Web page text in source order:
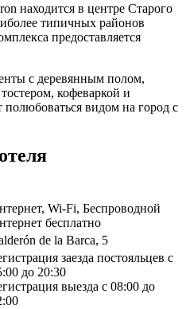
находится в центре Старого
типичных районов
предоставляется
с деревянным полом,
кофеваркой и
видом на город с
Wi-Fi, Беспроводной
бесплатно
de la Barca, 5
заезда постояльцев с
до 20:30
выезда с 08:00 до